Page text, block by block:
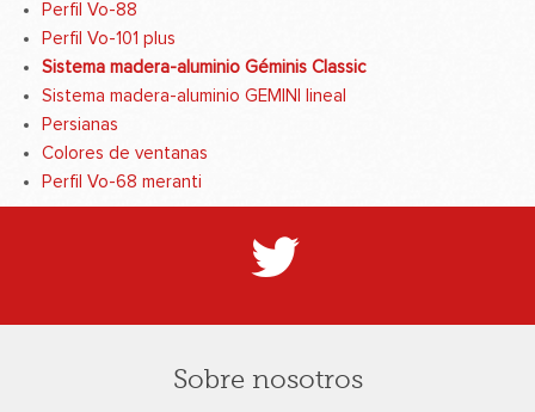
Perfil Vo-88
Perfil Vo-101 plus
Sistema madera-aluminio Géminis Classic
Sistema madera-aluminio GEMINI lineal
Persianas
Colores de ventanas
Perfil Vo-68 meranti
Sobre nosotros